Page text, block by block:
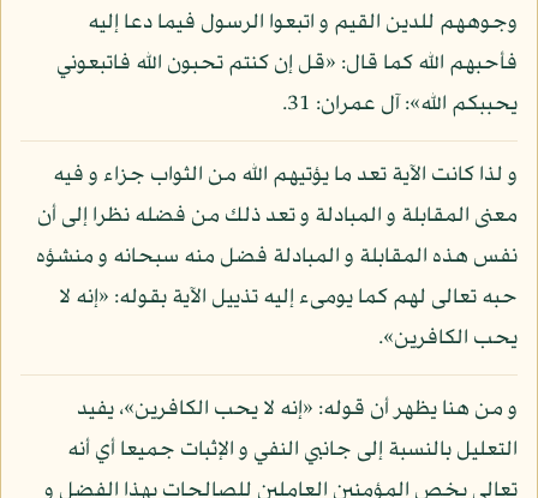
وجوههم للدين القيم و اتبعوا الرسول فيما دعا إليه
فأحبهم الله كما قال: «قل إن كنتم تحبون الله فاتبعوني
يحببكم الله»: آل عمران: 31.
و لذا كانت الآية تعد ما يؤتيهم الله من الثواب جزاء و فيه
معنى المقابلة و المبادلة و تعد ذلك من فضله نظرا إلى أن
نفس هذه المقابلة و المبادلة فضل منه سبحانه و منشؤه
حبه تعالى لهم كما يومىء إليه تذييل الآية بقوله: «إنه لا
يحب الكافرين».
و من هنا يظهر أن قوله: «إنه لا يحب الكافرين»، يفيد
التعليل بالنسبة إلى جانبي النفي و الإثبات جميعا أي أنه
تعالى يخص المؤمنين العاملين للصالحات بهذا الفضل و